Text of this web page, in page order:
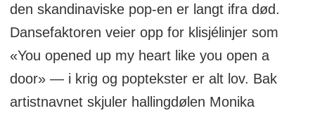
den skandinaviske pop-en er langt ifra død.
Dansefaktoren veier opp for klisjélinjer som
«You opened up my heart like you open a
door» — i krig og poptekster er alt lov. Bak
artistnavnet skjuler hallingdølen Monika